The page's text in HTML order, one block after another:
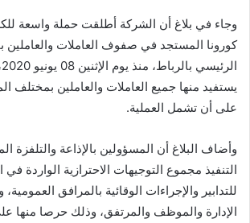
وجاء في بلاغ أن الشركة أطلقت حملة واسعة
كورونا المستجد في صفوف العاملات والعاملين
يستفيد منها جميع العاملات والعاملين بمختلف
على أن تشمل العملية.
وأضاف البلاغ أن المسؤولين بالإذاعة والتلفزة
التنفيذ مجموع التوجيهات الاحترازية الواردة في
للتدابير والإجراءات الوقائية بالمرافق
الإدارة والموظف والمرتفق، وذلك حرصا منها